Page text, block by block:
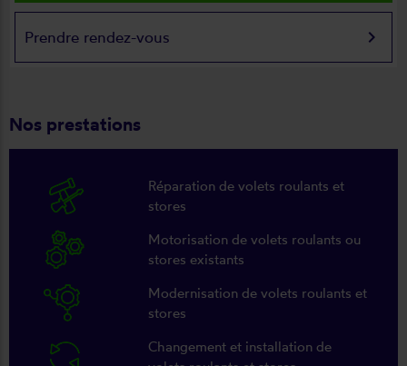
Prendre rendez-vous keyboard_arrow_right
Nos prestations
Réparation de volets roulants et
stores
Motorisation de volets roulants ou
stores existants
Modernisation de volets roulants et
stores
Changement et installation de